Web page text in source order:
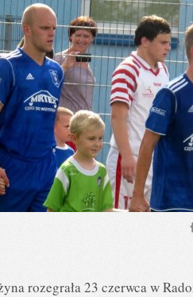
rozegrała 23 czerwca w